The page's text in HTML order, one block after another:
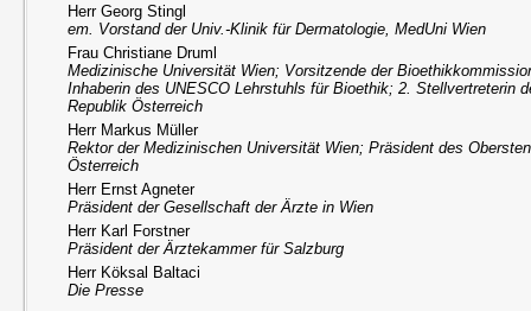
Herr Georg Stingl
em. Vorstand der Univ.-Klinik für Dermatologie, MedUni Wien
Frau Christiane Druml
Medizinische Universität Wien; Vorsitzende der
Inhaberin des UNESCO Lehrstuhls für Bioethik; 2. Stellvertreterin
Republik Österreich
Herr Markus Müller
Rektor der Medizinischen Universität Wien; Präsident des
Österreich
Herr Ernst Agneter
Präsident der Gesellschaft der Ärzte in Wien
Herr Karl Forstner
Präsident der Ärztekammer für Salzburg
Herr Köksal Baltaci
Die Presse